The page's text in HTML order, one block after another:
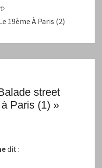
19ème À Paris (2)
street
Paris (1) »
dit :